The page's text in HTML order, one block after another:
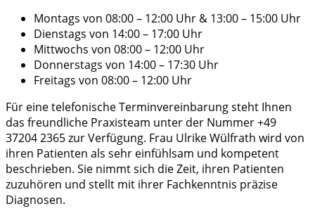
Montags von 08:00 – 12:00 Uhr & 13:00 – 15:00 Uhr
Dienstags von 14:00 – 17:00 Uhr
Mittwochs von 08:00 – 12:00 Uhr
Donnerstags von 14:00 – 17:30 Uhr
Freitags von 08:00 – 12:00 Uhr
Für eine telefonische Terminvereinbarung steht Ihnen
das freundliche Praxisteam unter der Nummer +49
37204 2365 zur Verfügung. Frau Ulrike Wülfrath wird von
ihren Patienten als sehr einfühlsam und kompetent
beschrieben. Sie nimmt sich die Zeit, ihren Patienten
zuzuhören und stellt mit ihrer Fachkenntnis präzise
Diagnosen.